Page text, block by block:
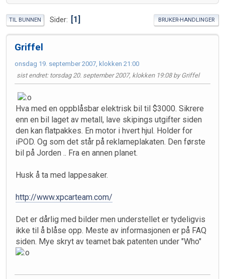
TIL BUNNEN Sider 1 BRUKER-HANDLINGER
Griffel
onsdag 19. september 2007, klokken 21:00
sist endret: torsdag 20. september 2007, klokken 19:08 by Griffel
Hva med en oppblåsbar elektrisk bil til $3000. Sikrere
enn en bil laget av metall, lave skipings utgifter siden
den kan flatpakkes. En motor i hvert hjul. Holder for
iPOD. Og som det står på reklameplakaten. Den første
bil på Jorden .. Fra en annen planet.
Husk å ta med lappesaker.
http://www.xpcarteam.com/
Det er dårlig med bilder men understellet er tydeligvis
ikke til å blåse opp. Meste av informasjonen er på FAQ
siden. Mye skryt av teamet bak patenten under "Who"